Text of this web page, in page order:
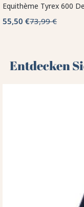
Equithème Tyrex 600
55,50 €73,99 €
Entdecken